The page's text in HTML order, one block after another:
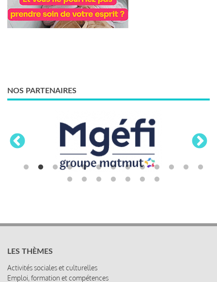
NOS PARTENAIRES
LES THÈMES
Activités sociales et culturelles
Emploi, formation et compétences